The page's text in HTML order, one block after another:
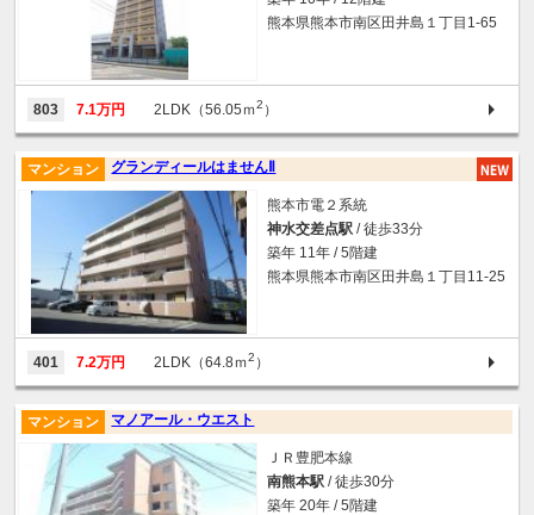
熊本県熊本市南区田井島１丁目1-65
803 7.1万円 2LDK（56.05ｍ2 ）
グランディールはませんⅡ
マンション
熊本市電２系統
神水交差点駅 / 徒歩33分
築年 11年 / 5階建
熊本県熊本市南区田井島１丁目11-25
401 7.2万円 2LDK（64.8ｍ2 ）
マノアール・ウエスト
マンション
ＪＲ豊肥本線
南熊本駅 / 徒歩30分
築年 20年 / 5階建